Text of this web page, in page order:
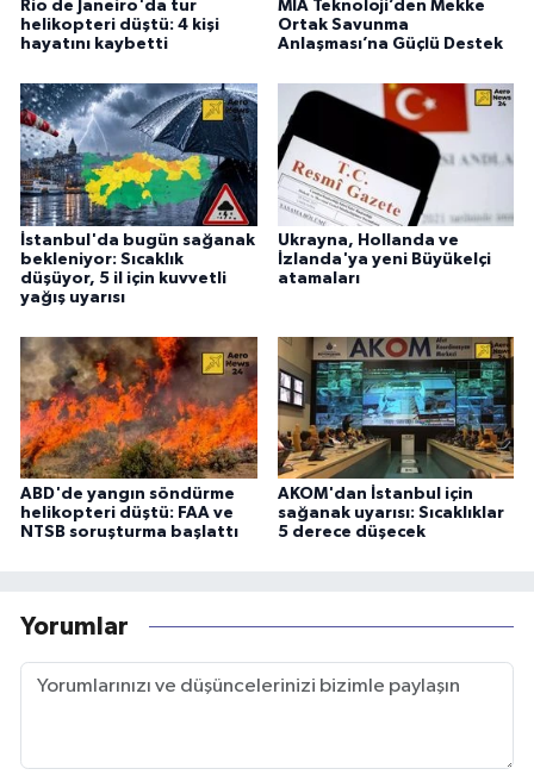
Rio de Janeiro'da tur
helikopteri düştü: 4 kişi
hayatını kaybetti
MİA Teknoloji’den Mekke
Ortak Savunma
Anlaşması’na Güçlü Destek
İstanbul'da bugün sağanak
bekleniyor: Sıcaklık
düşüyor, 5 il için kuvvetli
yağış uyarısı
Ukrayna, Hollanda ve
İzlanda'ya yeni Büyükelçi
atamaları
ABD'de yangın söndürme
helikopteri düştü: FAA ve
NTSB soruşturma başlattı
AKOM'dan İstanbul için
sağanak uyarısı: Sıcaklıklar
5 derece düşecek
Yorumlar